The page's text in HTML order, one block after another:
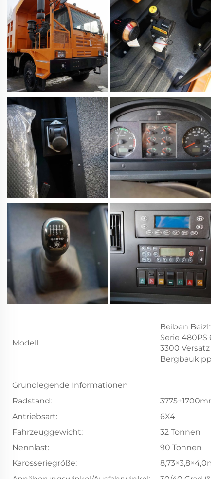
Modell
Beiben Beizhi-
Serie 480PS
3300 Versatz
Grundlegende Informationen
Radstand:
3775+1700mm
Antriebsart:
6X4
Fahrzeuggewicht:
32 Tonnen
Nennlast:
90 Tonnen
Karosseriegröße:
8,73×3,8×4,0m